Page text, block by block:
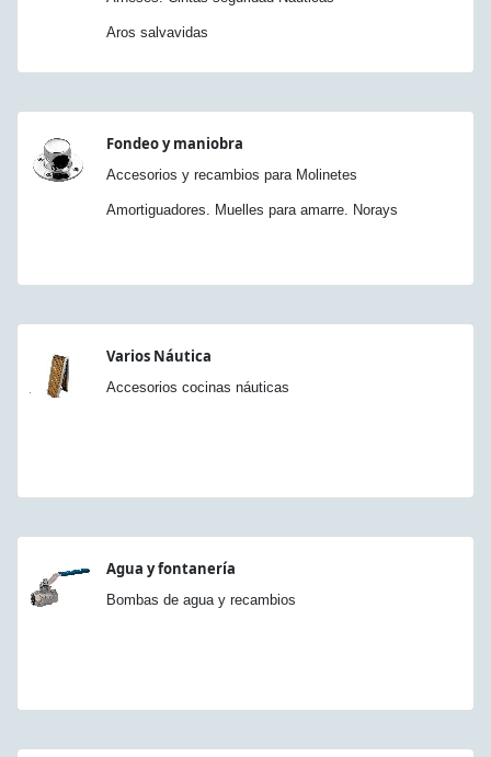
Aros salvavidas
Fondeo y maniobra
Accesorios y recambios para Molinetes
Amortiguadores. Muelles para amarre. Norays
Varios Náutica
Accesorios cocinas náuticas
Agua y fontanería
Bombas de agua y recambios